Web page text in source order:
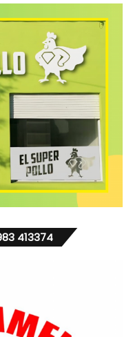
413374